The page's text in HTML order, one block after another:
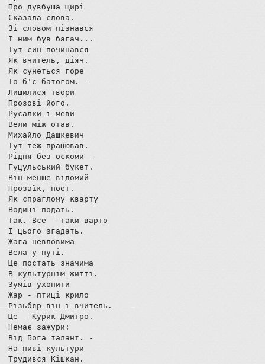
Про дувбуша щирі
Сказала слова.
Зі словом пізнався
І ним був багач...
Тут син починався
Як вчитель, діяч.
Як сунеться горе
То б'є батогом. -
Лишилися твори
Прозові його.
Русалки і меви
Вели між отав.
Михайло Дашкевич
Тут теж працював.
Рідня без оскоми -
Гуцульський букет.
Він менше відомий
Прозаїк, поет.
Як спраглому кварту
Водиці подать.
Так. Все - таки варто
І цього згадать.
Жага невловима
Вела у путі.
Це постать значима
В культурнім житті.
Зумів ухопити
Жар - птиці крило
Різьбяр він і вчитель.
Це - Курик Дмитро.
Немає зажури:
Від Бога талант. -
На ниві культури
Трудився Кішкан.